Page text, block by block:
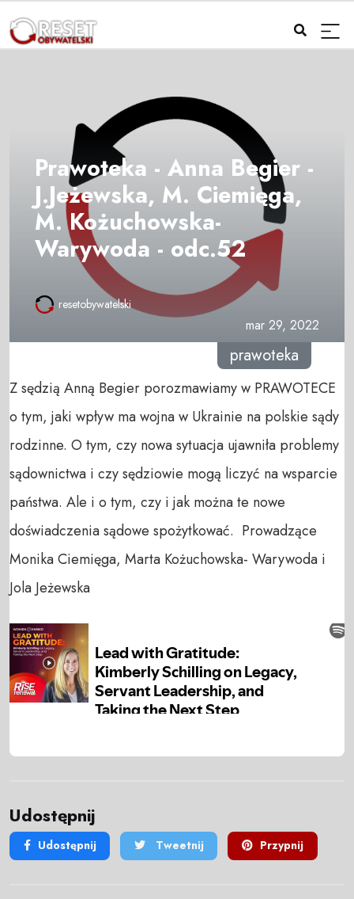
Prawoteka - Anna Begier -
J.Jeżewska, M. Ciemięga,
M. Kożuchowska-
Warywoda - odc.52
resetobywatelski
mar 29, 2022
prawoteka
Z sędzią Anną Begier porozmawiamy w PRAWOTECE
o tym, jaki wpływ ma wojna w Ukrainie na polskie sądy
rodzinne. O tym, czy nowa sytuacja ujawniła problemy
sądownictwa i czy sędziowie mogą liczyć na wsparcie
państwa. Ale i o tym, czy i jak można te nowe
doświadczenia sądowe spożytkować. Prowadzące
Monika Ciemięga, Marta Kożuchowska- Warywoda i
Jola Jeżewska
Udostępnij
Udostępnij Tweetnij Przypnij